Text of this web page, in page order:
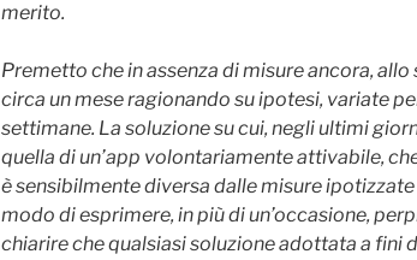
merito.
Premetto che in assenza di misure ancora,
circa un mese ragionando su ipotesi, variate
settimane. La soluzione su cui, negli ultimi
quella di un’app volontariamente attivabile,
è sensibilmente diversa dalle misure
modo di esprimere, in più di un’occasione,
chiarire che qualsiasi soluzione adottata a fini